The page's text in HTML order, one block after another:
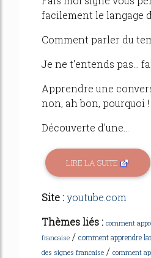
facilement le langage
Comment parler du
Je ne t'entends pas...
Apprendre une
non, ah bon, pourquoi
Découverte d'une...
LIRE LA SUITE
Site :youtube.com
Thèmes liés : comment
francaise / comment apprendre
des signes francaise / comment